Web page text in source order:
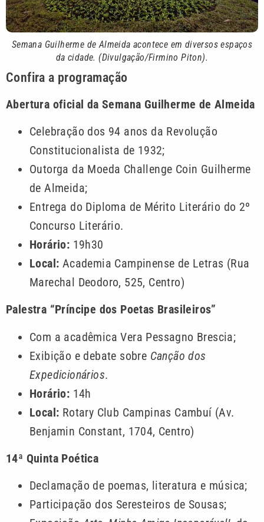
Semana Guilherme de Almeida acontece em diversos espaços
da cidade. (Divulgação/Firmino Piton).
Confira a programação
Abertura oficial da Semana Guilherme de Almeida
Celebração dos 94 anos da Revolução
Constitucionalista de 1932;
Outorga da Moeda Challenge Coin Guilherme
de Almeida;
Entrega do Diploma de Mérito Literário do 2º
Concurso Literário.
Horário: 19h30
Local: Academia Campinense de Letras (Rua
Marechal Deodoro, 525, Centro)
Palestra “Príncipe dos Poetas Brasileiros”
Com a acadêmica Vera Pessagno Brescia;
Exibição e debate sobre Canção dos
Expedicionários.
Horário: 14h
Local: Rotary Club Campinas Cambuí (Av.
Benjamin Constant, 1704, Centro)
14ª Quinta Poética
Declamação de poemas, literatura e música;
Participação dos Seresteiros de Sousas;